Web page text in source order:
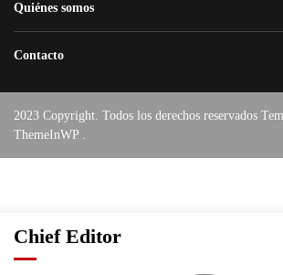
Quiénes somos
Contacto
2023 Copyright. Todos los derechos reservados
ThemeInWP .
Chief Editor